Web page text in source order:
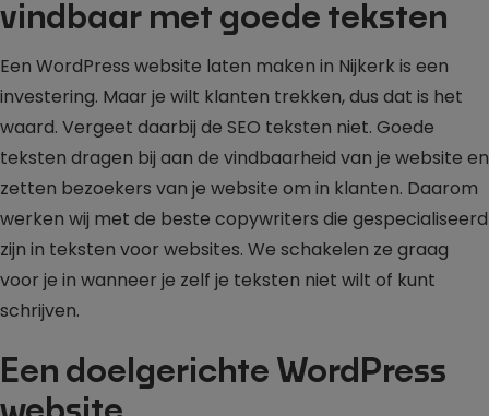
vindbaar met goede teksten
Een WordPress website laten maken in Nijkerk is een
investering. Maar je wilt klanten trekken, dus dat is het
waard. Vergeet daarbij de SEO teksten niet. Goede
teksten dragen bij aan de vindbaarheid van je website en
zetten bezoekers van je website om in klanten. Daarom
werken wij met de beste copywriters die gespecialiseerd
zijn in teksten voor websites. We schakelen ze graag
voor je in wanneer je zelf je teksten niet wilt of kunt
schrijven.
Een doelgerichte WordPress